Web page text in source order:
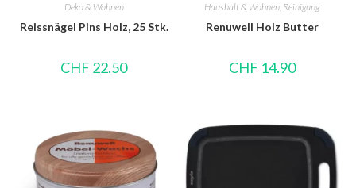
Deko & Wohnen
Reissnägel Pins Holz, 25 Stk.
CHF 22.50
Haushalt & Wohnen, Reinigung
Renuwell Holz Butter
CHF 14.90